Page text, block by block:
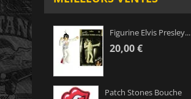
Figurine Elvis Presley...
20,00 €
Patch Stones Bouche